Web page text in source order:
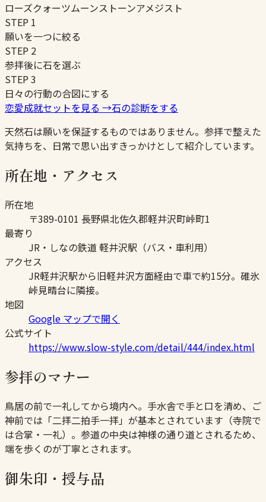
ローズクォーツムーンストーンアメジスト
STEP 1
願いを一つに絞る
STEP 2
参拝後に石を選ぶ
STEP3
日々の行動の合図にする
恋愛成就セットを見る →石の診断をする
天然石は願いを保証するものではありません。参拝で整えた
気持ちを、日常で思い出すきっかけとして紹介しています。
所在地・アクセス
所在地
〒389-0101 長野県北佐久郡軽井沢町峠町1
最寄り
JR・しなの鉄道 軽井沢駅（バス・車利用）
アクセス
JR軽井沢駅から旧軽井沢方面経由で車で約15分。碓氷
峠見晴台に隣接。
地図
Google マップで開く
公式サイト
https://www.slow-style.com/detail/444/index.html
参拝のマナー
鳥居の前で一礼してから境内へ。手水舎で手と口を清め、ご
神前では「二拝二拍手一拝」が基本とされています（寺院で
は合掌・一礼）。参道の中央は神様の通り道とされるため、
端を歩くのが丁寧とされます。
御朱印・授与品